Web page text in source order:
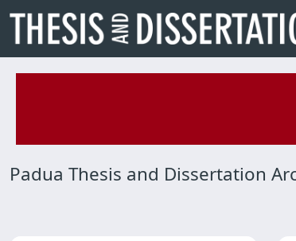
Padua Thesis and Dissertation